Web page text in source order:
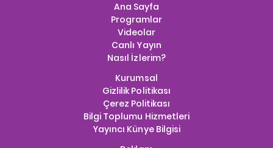
Ana Sayfa
Programlar
Videolar
Canlı Yayın
Nasıl İzlerim?
Kurumsal
Gizlilik Politikası
Çerez Politikası
Bilgi Toplumu Hizmetleri
Yayıncı Künye Bilgisi